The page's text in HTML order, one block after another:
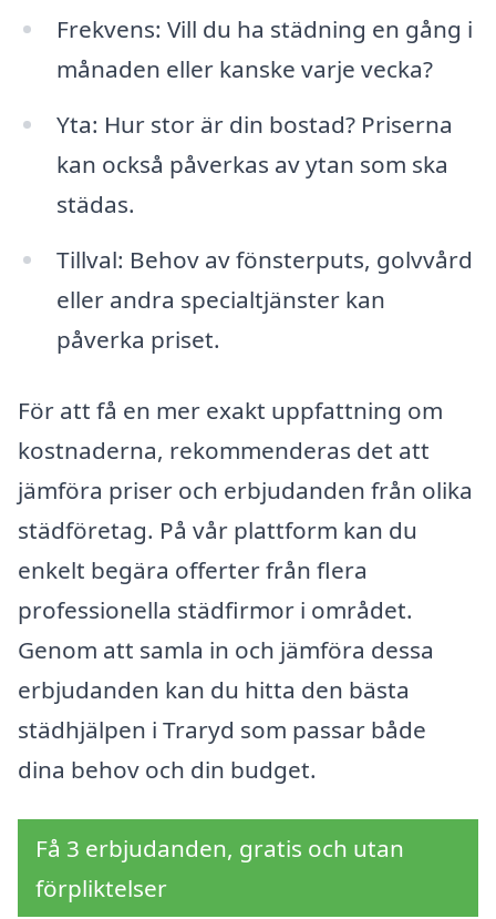
Frekvens: Vill du ha städning en gång i
månaden eller kanske varje vecka?
Yta: Hur stor är din bostad? Priserna
kan också påverkas av ytan som ska
städas.
Tillval: Behov av fönsterputs, golvvård
eller andra specialtjänster kan
påverka priset.
För att få en mer exakt uppfattning om
kostnaderna, rekommenderas det att
jämföra priser och erbjudanden från olika
städföretag. På vår plattform kan du
enkelt begära offerter från flera
professionella städfirmor i området.
Genom att samla in och jämföra dessa
erbjudanden kan du hitta den bästa
städhjälpen i Traryd som passar både
dina behov och din budget.
Få 3 erbjudanden, gratis och utan
förpliktelser